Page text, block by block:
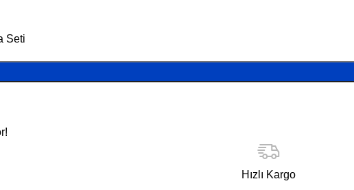
Seti
Hızlı Kargo